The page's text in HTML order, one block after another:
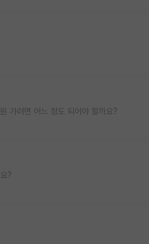
가려면 어느 정도 되어야 할까요?
?